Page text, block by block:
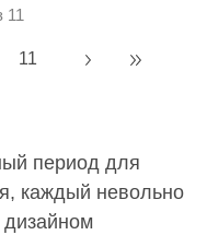
11
11
период для
каждый невольно